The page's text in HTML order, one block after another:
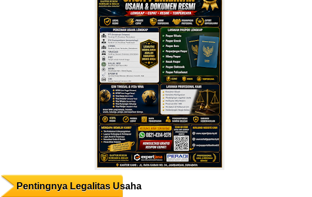
Pentingnya Legalitas Usaha